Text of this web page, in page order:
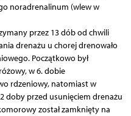
noradrenalinum (wlew w
przez 13 dób od chwili
drenażu u chorej drenowało
Początkowo był
w 6. dobie
rdzeniowy, natomiast w
doby przed usunięciem drenażu
został zamknięty na